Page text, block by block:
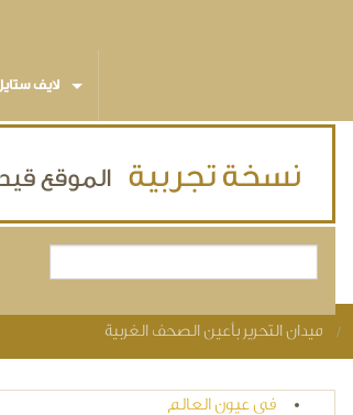
لايف
ميدان التحرير بأعين الصحف الغربية
في عيون العالم